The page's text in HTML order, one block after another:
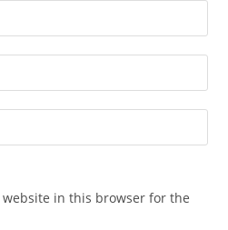
website in this browser for the